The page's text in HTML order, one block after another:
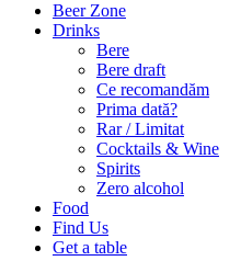
Beer Zone
Drinks
Bere
Bere draft
Ce recomandăm
Prima dată?
Rar / Limitat
Cocktails & Wine
Spirits
Zero alcohol
Food
Find Us
Get a table